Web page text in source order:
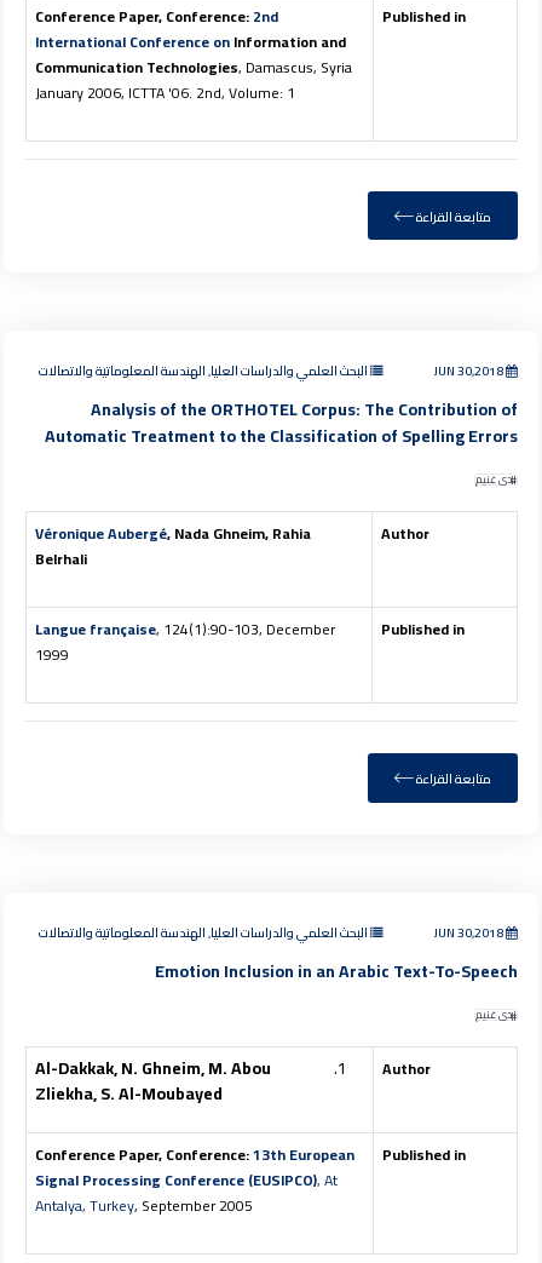
Published in
Conference Paper, Conference:2nd
International Conference onInformation and
Communication Technologies, Damascus, Syria
January 2006, ICTTA '06. 2nd, Volume: 1
متابعة القراءة
JUN 30,2018 البحث العلمي والدراسات العليا, الهندسة المعلوماتية والاتصالات
Analysis of the ORTHOTEL Corpus: The Contribution of
Automatic Treatment to the Classification of Spelling Errors
ندى غنيم
Author
Véronique Aubergé, Nada Ghneim, Rahia
Belrhali
Published in
Langue française, 124(1):90-103, December
1999
متابعة القراءة
JUN 30,2018 البحث العلمي والدراسات العليا, الهندسة المعلوماتية والاتصالات
Emotion Inclusion in an Arabic Text-To-Speech
ندى غنيم
Author
Al-Dakkak, N. Ghneim, M. Abou
Zliekha, S. Al-Moubayed
Published in
Conference Paper, Conference:13th European
Signal Processing Conference (EUSIPCO), At
Antalya, Turkey, September 2005